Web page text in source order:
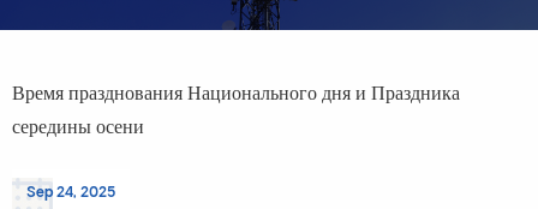
Время празднования Национального дня и Праздника
середины осени
Sep 24, 2025